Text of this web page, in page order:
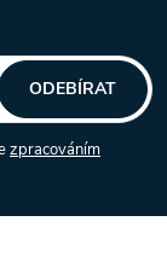
zpracováním
ODEBÍRAT